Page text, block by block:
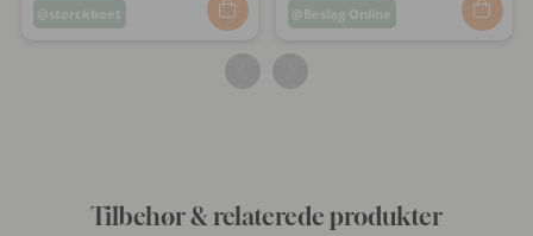
Opslag
storckboet
Opslag
Beslag Online
Tilbehør & relaterede produkter